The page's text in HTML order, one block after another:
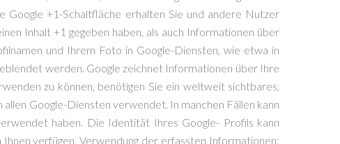
+1-Schaltfläche erhalten Sie und andere Nutzer
Inhalt +1 gegeben haben, als auch Informationen über
und Ihrem Foto in Google-Diensten, wie etwa in
werden. Google zeichnet Informationen über Ihre
zu können, benötigen Sie ein weltweit sichtbares,
Google-Diensten verwendet. In manchen Fällen kann
haben. Die Identität Ihres Google- Profils kann
verfügen. Verwendung der erfassten Informationen: